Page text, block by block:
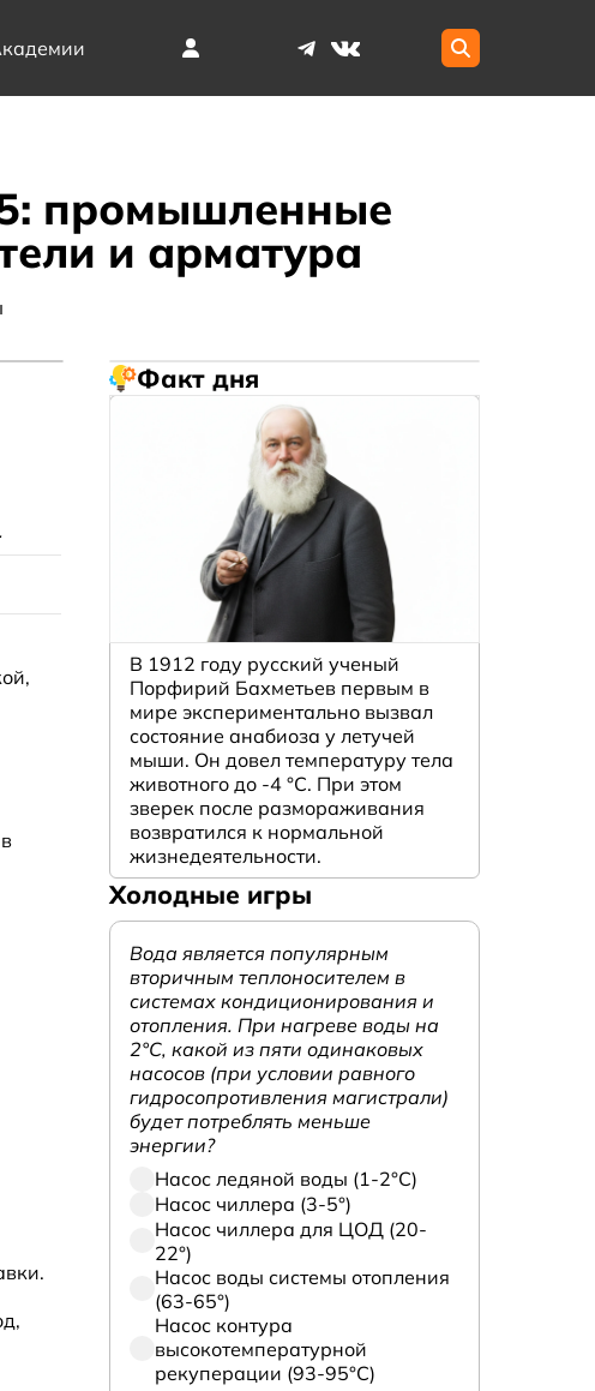
промышленные
и арматура
Факт дня
В 1912 году русский ученый
Порфирий Бахметьев первым в
мире экспериментально вызвал
состояние анабиоза у летучей
мыши. Он довел температуру тела
животного до -4 °C. При этом
зверек после размораживания
возвратился к нормальной
жизнедеятельности.
Холодные игры
Вода является популярным
вторичным теплоносителем в
системах кондиционирования и
отопления. При нагреве воды на
2°С, какой из пяти одинаковых
насосов (при условии равного
гидросопротивления магистрали)
будет потреблять меньше
энергии?
Насос ледяной воды (1-2°С)
Насос чиллера (3-5°)
Насос чиллера для ЦОД (20-
22°)
Насос воды системы отопления
(63-65°)
Насос контура
высокотемпературной
рекуперации (93-95°С)